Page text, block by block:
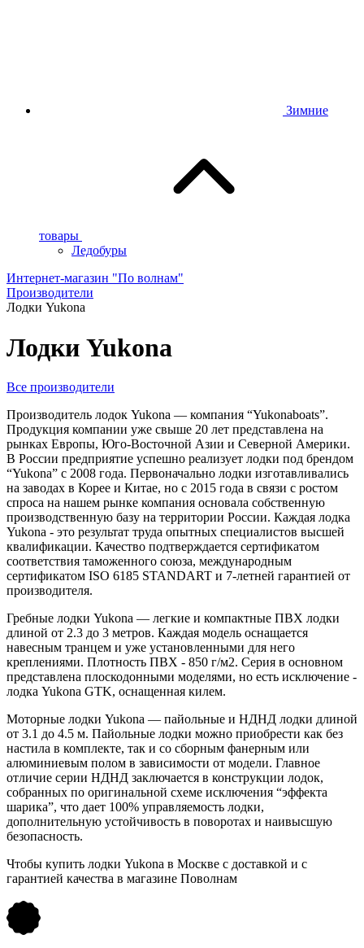
Зимние
товары
Ледобуры
Интернет-магазин "По волнам"
Производители
Лодки Yukona
Лодки Yukona
Все производители
Производитель лодок Yukona — компания “Yukonaboats”.
Продукция компании уже свыше 20 лет представлена на
рынках Европы, Юго-Восточной Азии и Северной Америки.
В России предприятие успешно реализует лодки под брендом
“Yukona” с 2008 года. Первоначально лодки изготавливались
на заводах в Корее и Китае, но с 2015 года в связи с ростом
спроса на нашем рынке компания основала собственную
производственную базу на территории России. Каждая лодка
Yukona - это результат труда опытных специалистов высшей
квалификации. Качество подтверждается сертификатом
соответствия таможенного союза, международным
сертификатом ISO 6185 STANDART и 7-летней гарантией от
производителя.
Гребные лодки Yukona — легкие и компактные ПВХ лодки
длиной от 2.3 до 3 метров. Каждая модель оснащается
навесным транцем и уже установленными для него
креплениями. Плотность ПВХ - 850 г/м2. Серия в основном
представлена плоскодонными моделями, но есть исключение -
лодка Yukona GTK, оснащенная килем.
Моторные лодки Yukona — пайольные и НДНД лодки длиной
от 3.1 до 4.5 м. Пайольные лодки можно приобрести как без
настила в комплекте, так и со сборным фанерным или
алюминиевым полом в зависимости от модели. Главное
отличие серии НДНД заключается в конструкции лодок,
собранных по оригинальной схеме исключения “эффекта
шарика”, что дает 100% управляемость лодки,
дополнительную устойчивость в поворотах и наивысшую
безопасность.
Чтобы купить лодки Yukona в Москве с доставкой и с
гарантией качества в магазине Поволнам